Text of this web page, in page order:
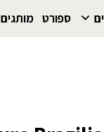
ספורט מותגים